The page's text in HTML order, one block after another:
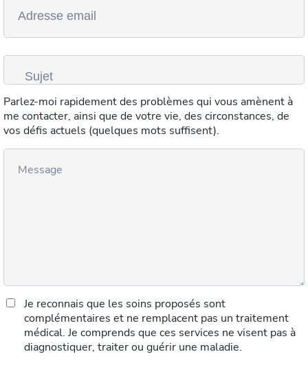
Parlez-moi rapidement des problèmes qui vous amènent à
me contacter, ainsi que de votre vie, des circonstances, de
vos défis actuels (quelques mots suffisent).
Je reconnais que les soins proposés sont
complémentaires et ne remplacent pas un traitement
médical. Je comprends que ces services ne visent pas à
diagnostiquer, traiter ou guérir une maladie.